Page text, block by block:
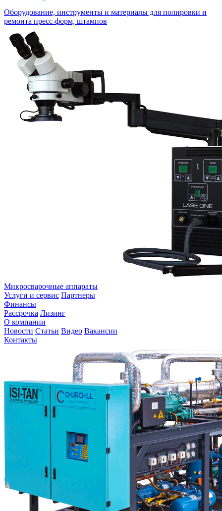
Оборудование, инструменты и материалы для полировки и
ремонта пресс-форм, штампов
Микросварочные аппараты
Услуги и сервис Партнеры
Финансы
Рассрочка Лизинг
О компании
Новости Статьи Видео Вакансии
Контакты